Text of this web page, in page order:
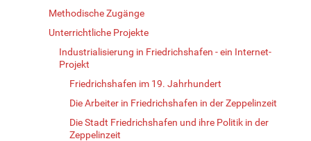
Methodische Zugänge
Unterrichtliche Projekte
Industrialisierung in Friedrichshafen - ein Internet-
Projekt
Friedrichshafen im 19. Jahrhundert
Die Arbeiter in Friedrichshafen in der Zeppelinzeit
Die Stadt Friedrichshafen und ihre Politik in der
Zeppelinzeit